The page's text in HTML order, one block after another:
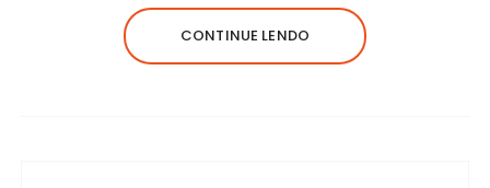
CONTINUE LENDO